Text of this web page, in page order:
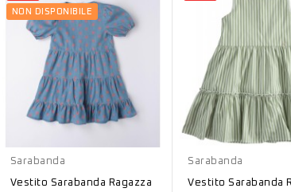
NON DISPONIBILE
Sarabanda
Vestito Sarabanda Ragazza
Verde
Sarabanda
Vestito Sarabanda